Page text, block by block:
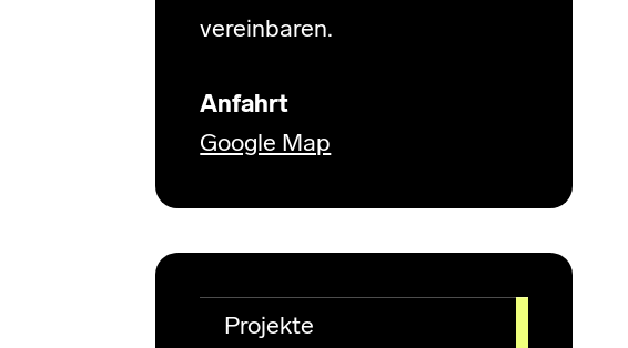
vereinbaren.
Anfahrt
Google Map
Projekte